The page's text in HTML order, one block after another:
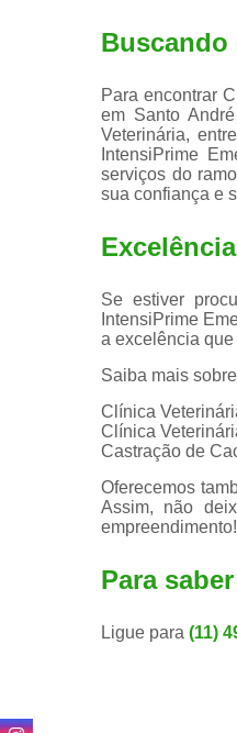
Buscando
Para encontrar
em Santo
Veterinária,
IntensiPrime
serviços do
sua confiança e
Se estiver
IntensiPrime
a excelência
Saiba mais
Clínica
Clínica
Castração de
Oferecemos
Assim, não
empreendimento!
Para
Ligue para (11)